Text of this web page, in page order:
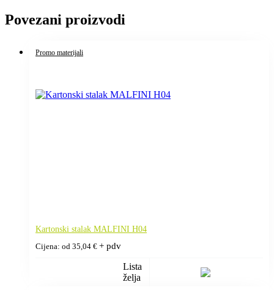
Povezani proizvodi
Promo materijali
Kartonski stalak MALFINI H04
Cijena: od 35,04 € + pdv
Lista
želja